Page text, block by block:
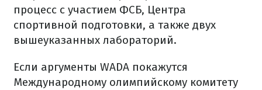
процесс с участием ФСБ, Центра
спортивной подготовки, а также двух
вышеуказанных лабораторий.
Если аргументы WADA покажутся
Международному олимпийскому комитету